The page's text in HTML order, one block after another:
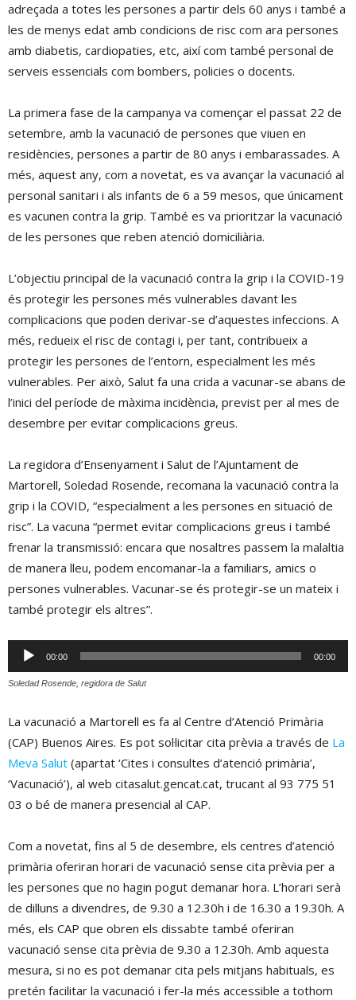
adreçada a totes les persones a partir dels 60 anys i també a
les de menys edat amb condicions de risc com ara persones
amb diabetis, cardiopaties, etc, així com també personal de
serveis essencials com bombers, policies o docents.
La primera fase de la campanya va començar el passat 22 de
setembre, amb la vacunació de persones que viuen en
residències, persones a partir de 80 anys i embarassades. A
més, aquest any, com a novetat, es va avançar la vacunació al
personal sanitari i als infants de 6 a 59 mesos, que únicament
es vacunen contra la grip. També es va prioritzar la vacunació
de les persones que reben atenció domiciliària.
L’objectiu principal de la vacunació contra la grip i la COVID-19
és protegir les persones més vulnerables davant les
complicacions que poden derivar-se d’aquestes infeccions. A
més, redueix el risc de contagi i, per tant, contribueix a
protegir les persones de l’entorn, especialment les més
vulnerables. Per això, Salut fa una crida a vacunar-se abans de
l’inici del període de màxima incidència, previst per al mes de
desembre per evitar complicacions greus.
La regidora d’Ensenyament i Salut de l’Ajuntament de
Martorell, Soledad Rosende, recomana la vacunació contra la
grip i la COVID, “especialment a les persones en situació de
risc”. La vacuna “permet evitar complicacions greus i també
frenar la transmissió: encara que nosaltres passem la malaltia
de manera lleu, podem encomanar-la a familiars, amics o
persones vulnerables. Vacunar-se és protegir-se un mateix i
també protegir els altres”.
Reproductor
d'àudio
00:00 00:00
Soledad Rosende, regidora de Salut
La vacunació a Martorell es fa al Centre d’Atenció Primària
(CAP) Buenos Aires. Es pot sol·licitar cita prèvia a través de La
Meva Salut (apartat ‘Cites i consultes d’atenció primària’,
‘Vacunació’), al web citasalut.gencat.cat, trucant al 93 775 51
03 o bé de manera presencial al CAP.
Com a novetat, fins al 5 de desembre, els centres d’atenció
primària oferiran horari de vacunació sense cita prèvia per a
les persones que no hagin pogut demanar hora. L’horari serà
de dilluns a divendres, de 9.30 a 12.30h i de 16.30 a 19.30h. A
més, els CAP que obren els dissabte també oferiran
vacunació sense cita prèvia de 9.30 a 12.30h. Amb aquesta
mesura, si no es pot demanar cita pels mitjans habituals, es
pretén facilitar la vacunació i fer-la més accessible a tothom